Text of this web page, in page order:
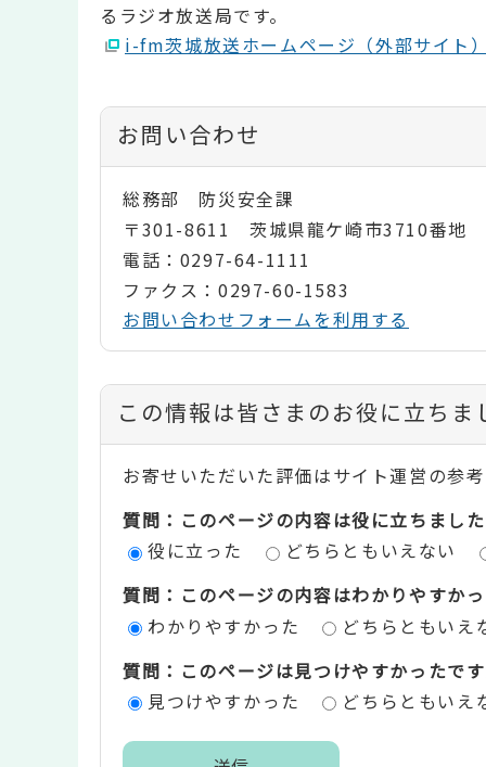
るラジオ放送局です。
i-fm茨城放送ホームページ（外部サイト）
お問い合わせ
総務部 防災安全課
〒301-8611 茨城県龍ケ崎市3710番地
電話：0297-64-1111
ファクス：0297-60-1583
お問い合わせフォームを利用する
コ
ン
テ
ン
評
エ
この情報は皆さまのお役に立ちま
お寄せいただいた評価はサイト運営の参考
質問：このページの内容は役に立ちました
役に立った
どちらともいえない
質問：このページの内容はわかりやすか
わかりやすかった
どちらともいえ
質問：このページは見つけやすかったです
見つけやすかった
どちらともいえ